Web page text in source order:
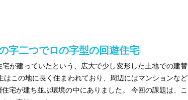
字二つでロの字型の回遊住宅
宅が建っていたという、広大で少し変形した土地での建替
はこの地に長く住まわれており、周辺にはマンションなど
宅が建ち並ぶ環境の中にありました。 今回の課題は、こ